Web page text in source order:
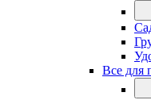
Все для